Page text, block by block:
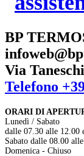
BP
Via
Telefono
ORARI DI
Lunedì / Sabato
dalle 07.30 alle 12.00
Sabato dalle 08.00
Domenica - Chiuso